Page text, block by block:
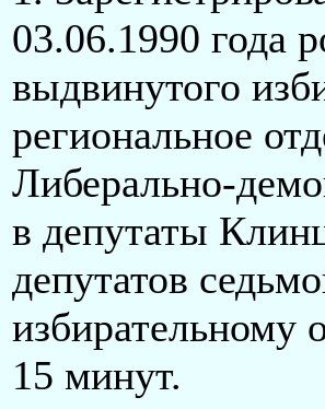
03.06.1990 года
выдвинутого
региональное
Либерально-
в депутаты
депутатов
избирательному
15 минут.